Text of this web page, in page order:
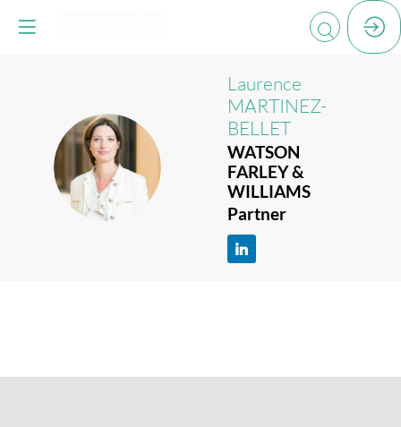
LM
Laurence
MARTINEZ-
BELLET
WATSON
FARLEY &
WILLIAMS
Partner